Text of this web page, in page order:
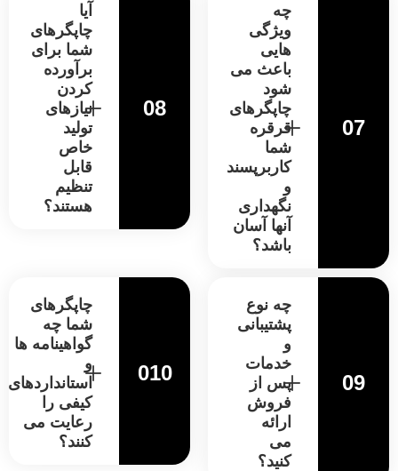
07
چه
ویژگی
هایی
باعث می
شود
چاپگرهای
قرقره
شما
کاربرپسند
و
نگهداری
آنها آسان
باشد؟
08
آیا
چاپگرهای
شما برای
برآورده
کردن
نیازهای
تولید
خاص
قابل
تنظیم
هستند؟
09
چه نوع
پشتیبانی
و
خدمات
پس از
فروش
ارائه
می
کنید؟
010
چاپگرهای
شما چه
گواهینامه ها
و
استانداردهای
کیفی را
رعایت می
کنند؟